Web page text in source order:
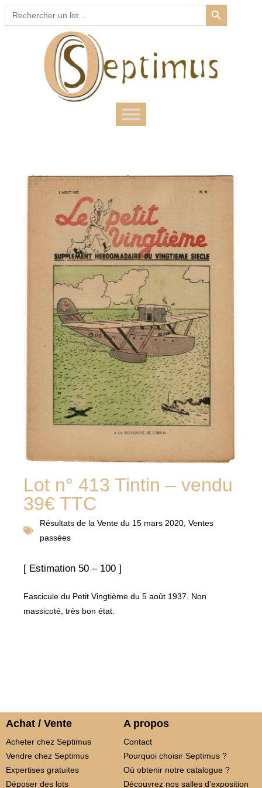
Search
for:
SEARCH BUTTON
Lot n° 413 Tintin – vendu
39€ TTC
Résultats de la Vente du 15 mars 2020 Ventes
passées
[ Estimation 50 – 100 ]
Fascicule du Petit Vingtième du 5 août 1937. Non
massicoté, très bon état.
Achat / Vente
Acheter chez Septimus
Vendre chez Septimus
Expertises gratuites
Déposer des lots
A propos
Contact
Pourquoi choisir Septimus ?
Où obtenir notre catalogue ?
Découvrez nos salles d’exposition